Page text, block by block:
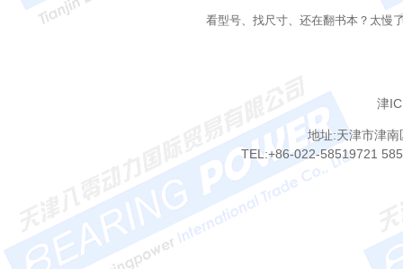
看型号、找尺寸、还在翻书本？太慢
津
地址:天津市津
TEL:+86-022-58519721